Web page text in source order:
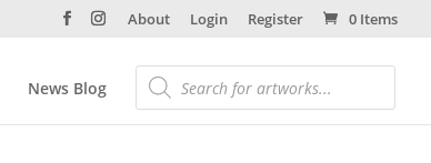
About Login Register 0 Items
News Blog